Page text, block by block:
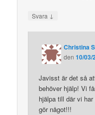
Svara ↓
Christina
den10/03/
Javisst är det så
behöver hjälp! Vi
hjälpa till där vi
gör något!!!